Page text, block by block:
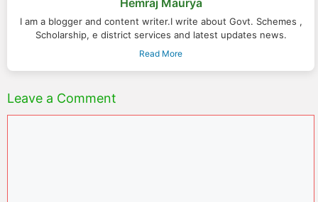
I am a blogger and content writer.I write about Govt. Schemes ,
Scholarship, e district services and latest updates news.
Read More
Leave a Comment